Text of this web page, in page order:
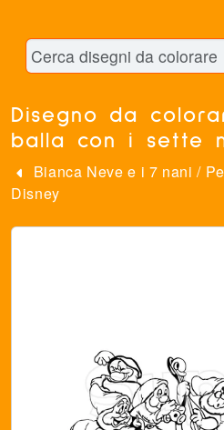
Disegno da
balla con i sette
Bianca Neve e i 7 nani /
Disney